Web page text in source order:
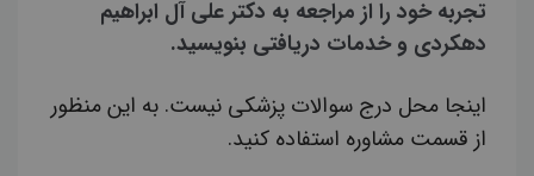
تجربه خود را از مراجعه به دکتر علی آل ابراهیم
دهکردی و خدمات دریافتی بنویسید.
اینجا محل درج سوالات پزشکی نیست. به این منظور
از قسمت مشاوره استفاده کنید.